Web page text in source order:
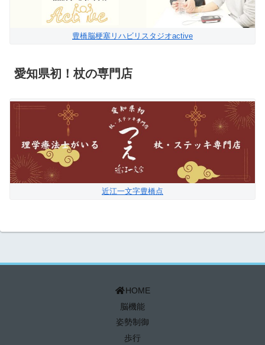
豊橋脳梗塞リハビリスタジオactive
愛知県初！杖の専門店
近江一文字豊橋点
HOME
脳機能
姿勢制御
歩行